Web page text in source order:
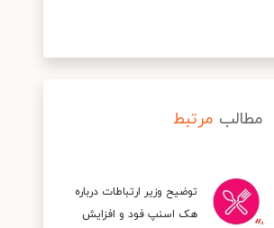
مطالب مرتبط
توضیح وزیر ارتباطات درباره
هک اسنپ‌ فود و افزایش